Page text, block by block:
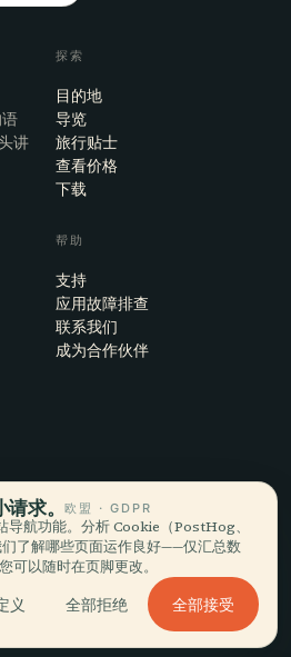
讲
探索
目的地
导览
旅行贴士
查看价格
下载
帮助
支持
应用故障排查
联系我们
成为合作伙伴
日，也在路上、在云端
· ES · IT · PT · JA · ZH · HI · RU · CS · AR
请求。欧盟 · GDPR
导航功能。分析 Cookie（PostHog、
了解哪些页面运作良好——仅汇总数
可以随时在页脚更改。
义 全部拒绝 全部接受